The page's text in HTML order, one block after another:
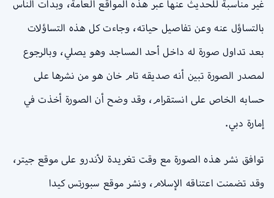
غير مناسبة للحديث عنها عبر هذه المواقع العامة، وبدأت الناس
بالتساؤل عنه وعن تفاصيل حياته، وجاءت كل هذه التساؤلات
بعد تداول صورة له داخل أحد المساجد وهو يصلي، وبالرجوع
لمصدر الصورة تبين أنه صديقه تام خان هو من نشرها على
حسابه الخاص على انستقرام، وقد وضح أن الصورة أخذت في
إمارة دبي.
توافق نشر هذه الصورة مع وقت تغريدة لأندرو على موقع جيتر،
وقد تضمنت اعتناقه الإسلام، ونشر موقع سبورتس كيدا